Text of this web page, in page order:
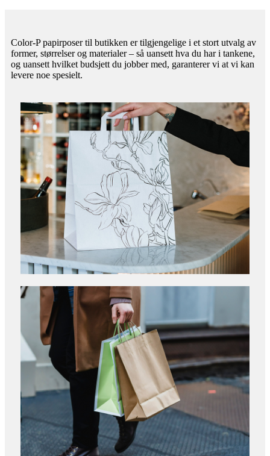
Color-P papirposer til butikken er tilgjengelige i et stort utvalg av
former, størrelser og materialer – så uansett hva du har i tankene,
og uansett hvilket budsjett du jobber med, garanterer vi at vi kan
levere noe spesielt.